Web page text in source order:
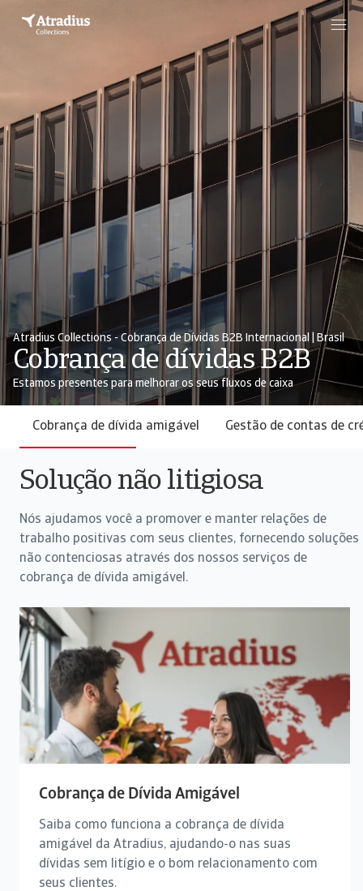
Atradius Collections - Cobrança de Dívidas B2B Internacional | Brasil
Cobrança de dívidas B2B
Estamos presentes para melhorar os seus fluxos de caixa
Cobrança de dívida amigável Gestão de contas de
Solução não litigiosa
Nós ajudamos você a promover e manter relações de
trabalho positivas com seus clientes, fornecendo soluções
não contenciosas através dos nossos serviços de
cobrança de dívida amigável.
Cobrança de Dívida Amigável
Saiba como funciona a cobrança de dívida
amigável da Atradius, ajudando-o nas suas
dívidas sem litígio e o bom relacionamento com
seus clientes.